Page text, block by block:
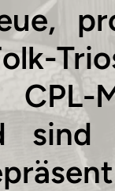
CPL-
sind